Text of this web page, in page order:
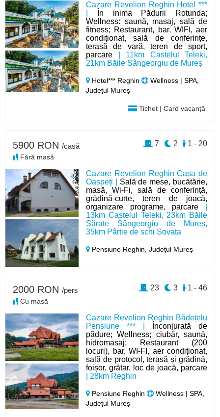
Cazare Revelion Reghin Hotel ***
În inima Pădurii Rotunda;
Wellness: saună, masaj, sală de
fitness; Restaurant, bar, WIFI, aer
condiționat, sală de conferințe,
terasă de vară, teren de sport,
parcare | 11km Castelul Teleki,
21km Băile Sângeorgiu de Mureș
Hotel*** Reghin
Wellness | SPA,
Județul Mureș
Tichet | Card vacanță
Cazare Revelion Reghin Casa de
Oaspeți | Sală de mese, bucătărie,
masă, Wi-Fi, sală de conferință,
grădină-curte, teren de joacă,
organizare programe, parcare
13km Castelul Teleki, 23km Băile
Sărate Sângeorgiu de Mureș,
35km Pârtie de schi Sovata
Pensiune Reghin,Județul Mureș
5900 RON /casă
Fără masă
1 - 20
2
7
Cazare Revelion Reghin Bădețelu
Pensiune *** |
Înconjurată de
pădure; Wellness; ciubăr, saună,
hidromasaj; Restaurant (200
locuri), bar, WI-FI, aer condiționat,
sală de protocol, terasă și grădină,
foișor, grătar, loc de joacă, parcare
| 28km Reghin
Pensiune Reghin
Wellness | SPA,
Județul Mureș
2000 RON /pers
Cu masă
1 - 46
3
23